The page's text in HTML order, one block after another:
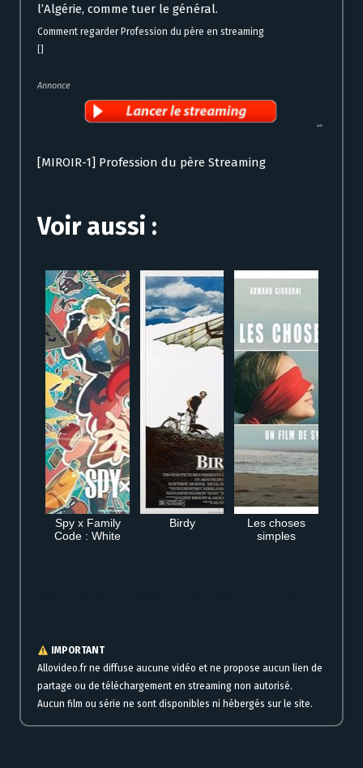
l’Algérie, comme tuer le général.
Comment regarder Profession du père en streaming
Annonce
[MIROIR-1] Profession du père Streaming
Voir aussi :
Spy x Family
Code : White
Birdy
Les choses
simples
IMPORTANT
Allovideo.fr ne diffuse aucune vidéo et ne propose aucun lien de
partage ou de téléchargement en streaming non autorisé.
Aucun film ou série ne sont disponibles ni hébergés sur le site.